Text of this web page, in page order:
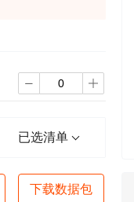
 
已选清单
下载数据包